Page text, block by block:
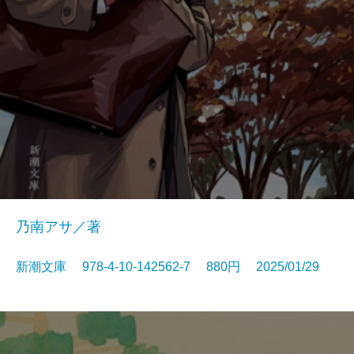
乃南アサ／著
新潮文庫 978-4-10-142562-7 880円 2025/01/29